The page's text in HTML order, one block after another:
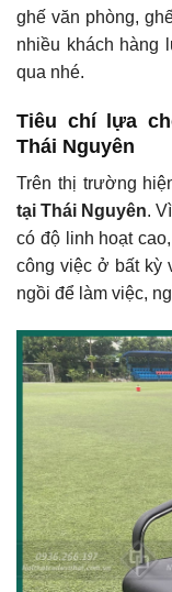
ghế văn phòng,
nhiều khách hàng
qua nhé.
Tiêu chí lựa
Thái Nguyên
Trên thị trường
tại Thái Nguyên.
có độ linh hoạt
công việc ở bất kỳ
ngồi để làm việc,